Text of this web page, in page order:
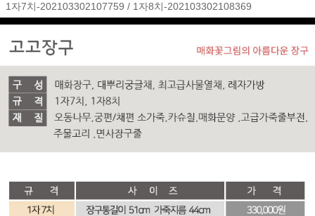
1자7치-202103302107759 / 1자8치-202103302108369